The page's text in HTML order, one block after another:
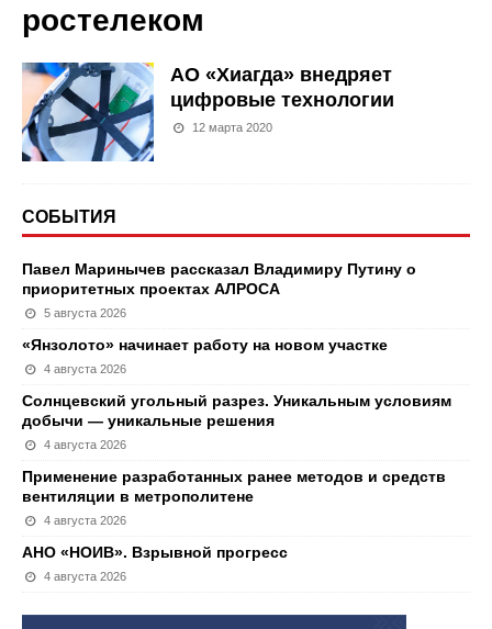
ростелеком
АО «Хиагда» внедряет
цифровые технологии
12 марта 2020
СОБЫТИЯ
Павел Маринычев рассказал Владимиру Путину о
приоритетных проектах АЛРОСА
5 августа 2026
«Янзолото» начинает работу на новом участке
4 августа 2026
Солнцевский угольный разрез. Уникальным условиям
добычи — уникальные решения
4 августа 2026
Применение разработанных ранее методов и средств
вентиляции в метрополитене
4 августа 2026
АНО «НОИВ». Взрывной прогресс
4 августа 2026